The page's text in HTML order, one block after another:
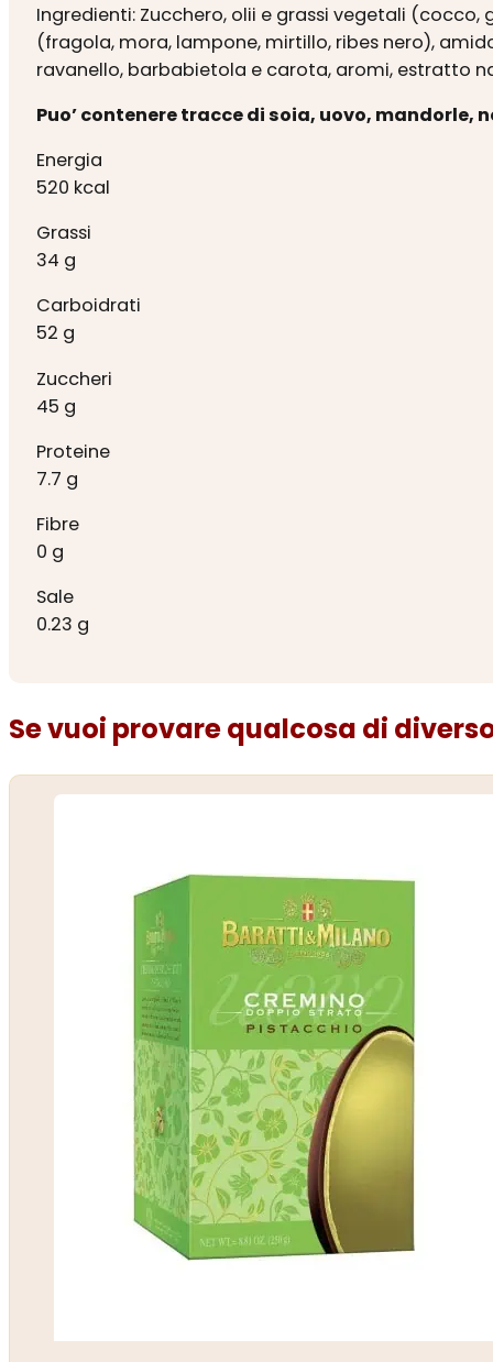
Ingredienti: Zucchero, olii e grassi vegetali (cocco,
(fragola, mora, lampone, mirtillo, ribes nero),
ravanello, barbabietola e carota, aromi, estratto
Puo’ contenere tracce di soia, uovo, mandorle,
Energia
520 kcal
Grassi
34 g
Carboidrati
52 g
Zuccheri
45 g
Proteine
7.7 g
Fibre
0 g
Sale
0.23 g
Se vuoi provare qualcosa di